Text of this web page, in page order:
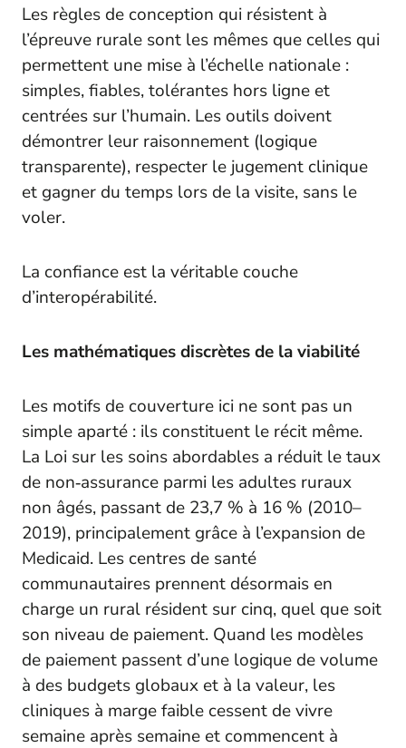
Les règles de conception qui résistent à
l’épreuve rurale sont les mêmes que celles qui
permettent une mise à l’échelle nationale :
simples, fiables, tolérantes hors ligne et
centrées sur l’humain. Les outils doivent
démontrer leur raisonnement (logique
transparente), respecter le jugement clinique
et gagner du temps lors de la visite, sans le
voler.
La confiance est la véritable couche
d’interopérabilité.
Les mathématiques discrètes de la viabilité
Les motifs de couverture ici ne sont pas un
simple aparté : ils constituent le récit même.
La Loi sur les soins abordables a réduit le taux
de non‑assurance parmi les adultes ruraux
non âgés, passant de 23,7 % à 16 % (2010–
2019), principalement grâce à l’expansion de
Medicaid. Les centres de santé
communautaires prennent désormais en
charge un rural résident sur cinq, quel que soit
son niveau de paiement. Quand les modèles
de paiement passent d’une logique de volume
à des budgets globaux et à la valeur, les
cliniques à marge faible cessent de vivre
semaine après semaine et commencent à